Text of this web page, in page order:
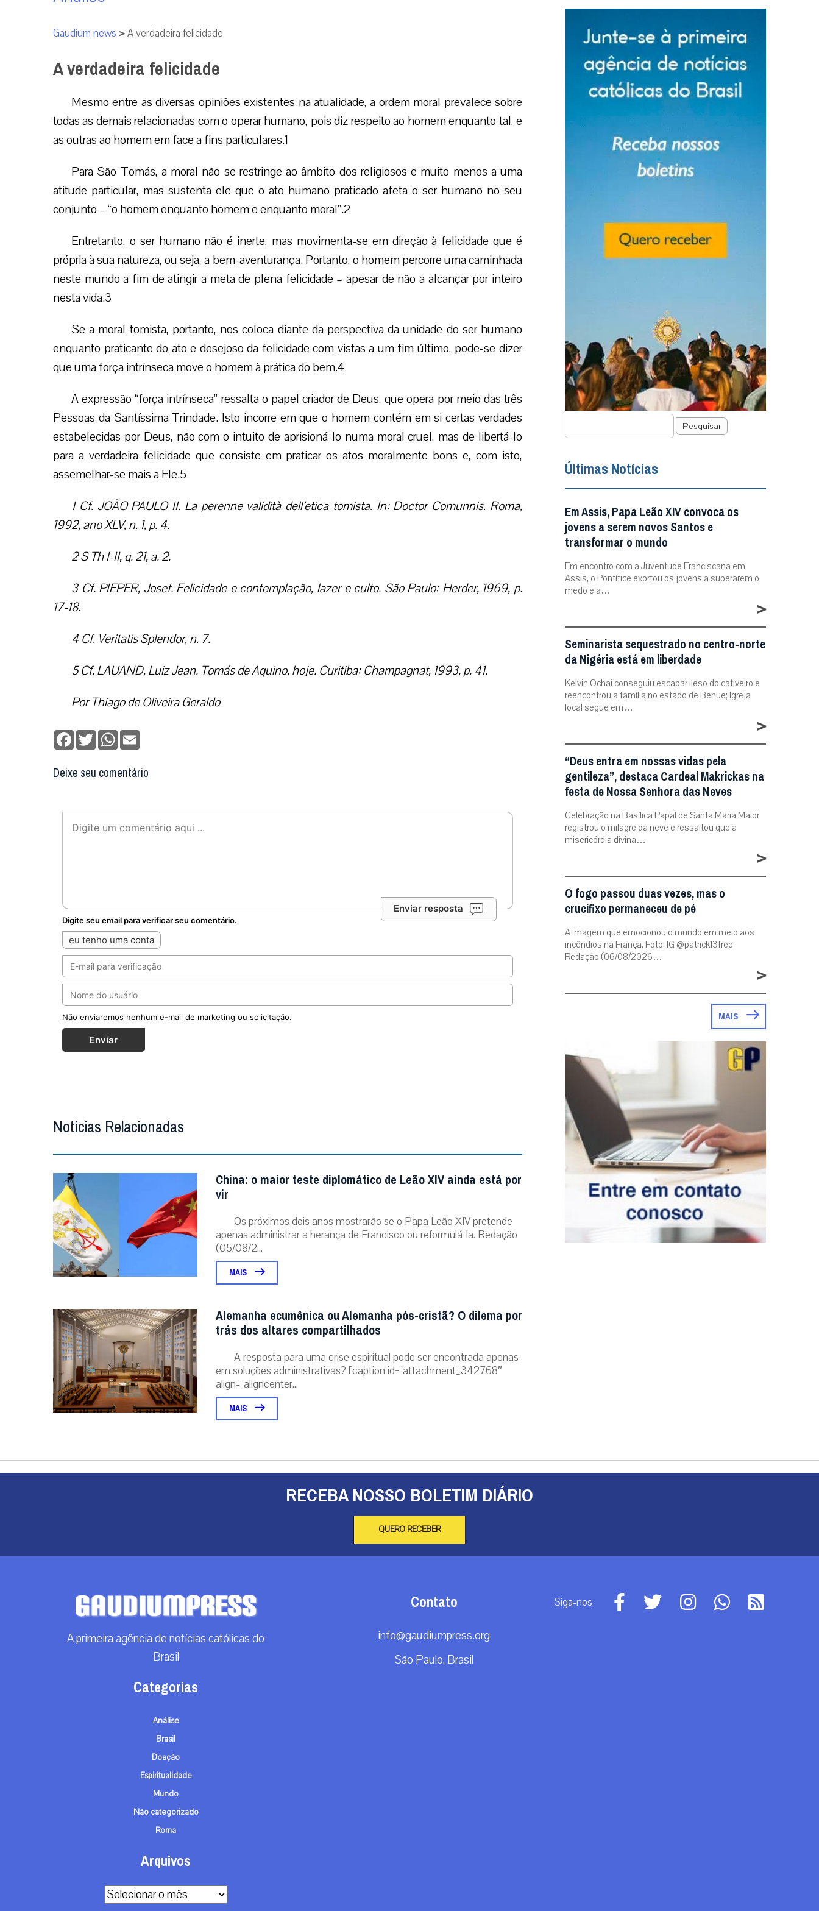
Gaudium news >A verdadeira felicidade
A verdadeira felicidade
Mesmo entre as diversas opiniões existentes na atualidade, a ordem moral prevalece sobre
todas as demais relacionadas com o operar humano, pois diz respeito ao homem enquanto tal, e
as outras ao homem em face a fins particulares.1
Para São Tomás, a moral não se restringe ao âmbito dos religiosos e muito menos a uma
atitude particular, mas sustenta ele que o ato humano praticado afeta o ser humano no seu
conjunto – “o homem enquanto homem e enquanto moral”.2
Entretanto, o ser humano não é inerte, mas movimenta-se em direção à felicidade que é
própria à sua natureza, ou seja, a bem-aventurança. Portanto, o homem percorre uma caminhada
neste mundo a fim de atingir a meta de plena felicidade – apesar de não a alcançar por inteiro
nesta vida.3
Se a moral tomista, portanto, nos coloca diante da perspectiva da unidade do ser humano
enquanto praticante do ato e desejoso da felicidade com vistas a um fim último, pode-se dizer
que uma força intrínseca move o homem à prática do bem.4
A expressão “força intrínseca” ressalta o papel criador de Deus, que opera por meio das três
Pessoas da Santíssima Trindade. Isto incorre em que o homem contém em si certas verdades
estabelecidas por Deus, não com o intuito de aprisioná-lo numa moral cruel, mas de libertá-lo
para a verdadeira felicidade que consiste em praticar os atos moralmente bons e, com isto,
assemelhar-se mais a Ele.5
1 Cf. JOÃO PAULO II. La perenne validità dell’etica tomista. In: Doctor Comunnis. Roma,
1992, ano XLV, n. 1, p. 4.
2 S Th I-II, q. 21, a. 2.
3 Cf. PIEPER, Josef. Felicidade e contemplação, lazer e culto. São Paulo: Herder, 1969, p.
17-18.
4 Cf. Veritatis Splendor, n. 7.
5 Cf. LAUAND, Luiz Jean. Tomás de Aquino, hoje. Curitiba: Champagnat, 1993, p. 41.
Por Thiago de Oliveira Geraldo
Facebook
TwitterWhatsApp
Deixe seu comentário
Enviar resposta
Digite seu email para verificar seu comentário.
eu tenho uma conta
Não enviaremos nenhum e-mail de marketing ou solicitação.
Enviar
Notícias Relacionadas
China: o maior teste diplomático de Leão XIV ainda está por
vir
Os próximos dois anos mostrarão se o Papa Leão XIV pretende
apenas administrar a herança de Francisco ou reformulá-la. Redação
(05/08/2...
MAIS
Alemanha ecumênica ou Alemanha pós-cristã? O dilema por
trás dos altares compartilhados
A resposta para uma crise espiritual pode ser encontrada apenas
em soluções administrativas? [caption id=”attachment_342768″
align=”aligncenter...
MAIS
Pesquisar
Últimas Notícias
Em Assis, Papa Leão XIV convoca os
jovens a serem novos Santos e
transformar o mundo
Em encontro com a Juventude Franciscana em
Assis, o Pontífice exortou os jovens a superarem o
medo e a…
>
Seminarista sequestrado no centro-norte
da Nigéria está em liberdade
Kelvin Ochai conseguiu escapar ileso do cativeiro e
reencontrou a família no estado de Benue; Igreja
local segue em…
>
“Deus entra em nossas vidas pela
gentileza”, destaca Cardeal Makrickas na
festa de Nossa Senhora das Neves
Celebração na Basílica Papal de Santa Maria Maior
registrou o milagre da neve e ressaltou que a
misericórdia divina…
>
O fogo passou duas vezes, mas o
crucifixo permaneceu de pé
A imagem que emocionou o mundo em meio aos
incêndios na França. Foto: IG @patrick13free
Redação (06/08/2026…
>
MAIS
RECEBA NOSSO BOLETIM DIÁRIO
QUERO RECEBER
A primeira agência de notícias católicas do
Brasil
Categorias
Análise
Brasil
Doação
Espiritualidade
Mundo
Não categorizado
Roma
Arquivos
Arquivos
Contato
info@gaudiumpress.org
São Paulo, Brasil
Siga-nos